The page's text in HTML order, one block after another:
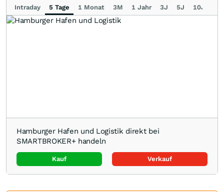
Intraday 5 Tage 1 Monat 3M 1 Jahr 3J 5J 10J
Hamburger Hafen und Logistik direkt bei
SMARTBROKER+ handeln
Kauf Verkauf